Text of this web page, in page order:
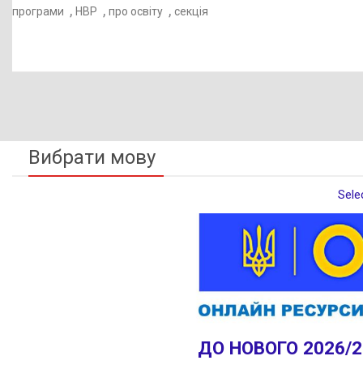
програми , НВР , про освіту , секція
Вибрати мову
ДО НОВОГО 2026/